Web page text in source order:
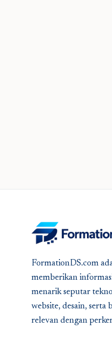
FormationDS.com
memberikan
menarik seputar
website, desain,
relevan dengan